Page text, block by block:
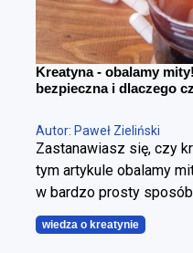
Kreatyna - obalamy
bezpieczna i dlaczego
Autor: Paweł Zieliński
Zastanawiasz się, czy
tym artykule obalamy
w bardzo prosty sposób
wiedza o kreatynie